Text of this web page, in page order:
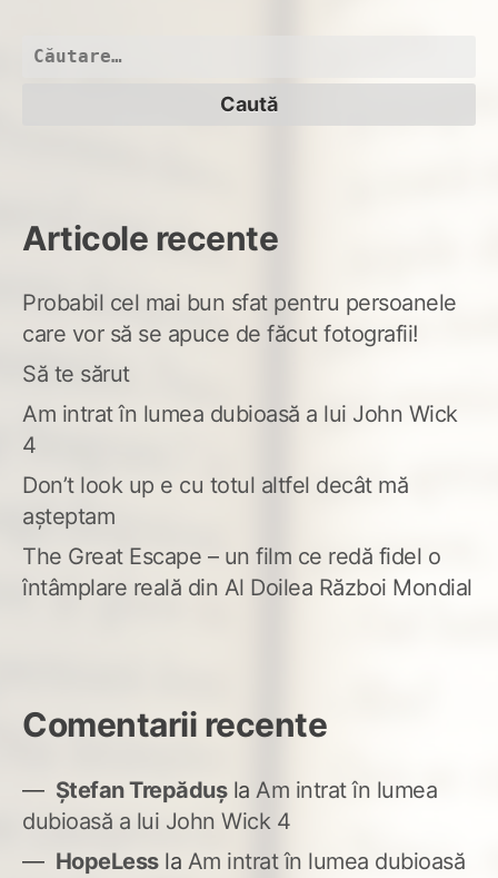
Caută
Articole recente
Probabil cel mai bun sfat pentru persoanele
care vor să se apuce de făcut fotografii!
Să te sărut
Am intrat în lumea dubioasă a lui John Wick
4
Don’t look up e cu totul altfel decât mă
așteptam
The Great Escape – un film ce redă fidel o
întâmplare reală din Al Doilea Război Mondial
Comentarii recente
Ștefan Trepădușla Am intrat în lumea
dubioasă a lui John Wick 4
HopeLessla Am intrat în lumea dubioasă